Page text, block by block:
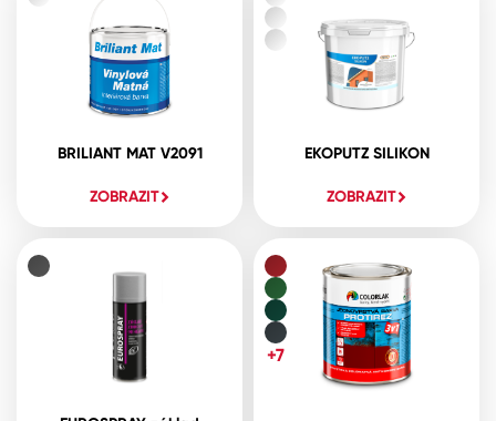
BRILIANT MAT V2091
ZOBRAZIT
EKOPUTZ SILIKON
ZOBRAZIT
+7